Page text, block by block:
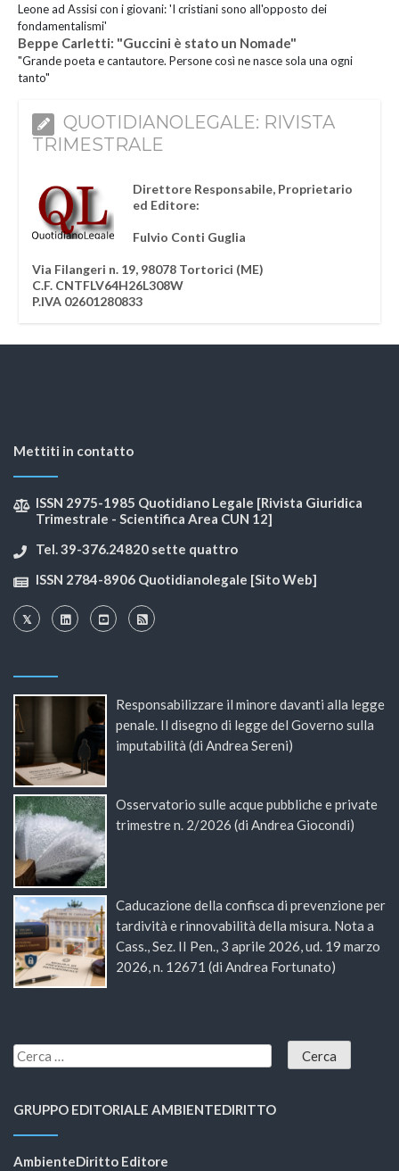
Leone ad Assisi con i giovani: 'I cristiani sono all'opposto dei
fondamentalismi'
Beppe Carletti: "Guccini è stato un Nomade"
"Grande poeta e cantautore. Persone così ne nasce sola una ogni
tanto"
QUOTIDIANOLEGALE: RIVISTA
TRIMESTRALE
Direttore Responsabile, Proprietario
ed Editore:
Fulvio Conti Guglia
Via Filangeri n. 19, 98078 Tortorici (ME)
C.F. CNTFLV64H26L308W
P.IVA 02601280833
Mettiti in contatto
ISSN 2975-1985 Quotidiano Legale [Rivista Giuridica
Trimestrale - Scientifica Area CUN 12]
Tel. 39-376.24820 sette quattro
ISSN 2784-8906 Quotidianolegale [Sito Web]
Responsabilizzare il minore davanti alla legge
penale. Il disegno di legge del Governo sulla
imputabilità (di Andrea Sereni)
Osservatorio sulle acque pubbliche e private
trimestre n. 2/2026 (di Andrea Giocondi)
Caducazione della confisca di prevenzione per
tardività e rinnovabilità della misura. Nota a
Cass., Sez. II Pen., 3 aprile 2026, ud. 19 marzo
2026, n. 12671 (di Andrea Fortunato)
GRUPPO EDITORIALE AMBIENTEDIRITTO
AmbienteDiritto Editore